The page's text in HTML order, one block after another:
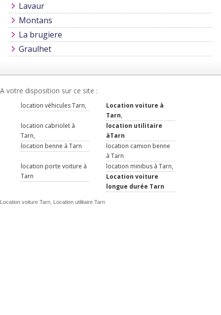
Lavaur
Montans
La brugiere
Graulhet
A votre disposition sur ce site :
location véhicules Tarn,
Location voiture à
Tarn,
location cabriolet à
Tarn,
location utilitaire
àTarn
location benne à Tarn
location camion benne
à Tarn
location porte voiture à
Tarn
location minibus à Tarn,
Location voiture
longue durée Tarn
Location voiture Tarn, Location utilitaire Tarn